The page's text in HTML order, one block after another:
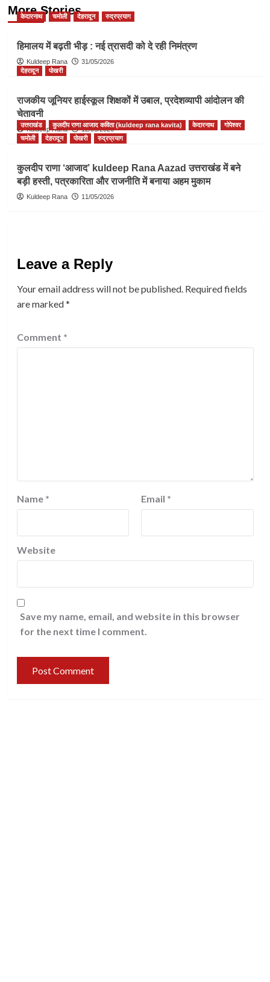
More Stories
केदारनाथ चमोली देहरादून रुद्रप्रयाग
हिमालय में बढ़ती भीड़ : नई त्रासदी को दे रही निमंत्रण
Kuldeep Rana
31/05/2026
देहरादून
पोखरी
राजकीय जूनियर हाईस्कूल शिक्षकों में उबाल, प्रदेशव्यापी आंदोलन की
चेतावनी
Kuldeep Rana 12/05/2026
उत्तराखंड कुलदीप राणा आजाद कविता (kuldeep rana kavita) केदारनाथ
गोपेश्वर
चमोली
देहरादून पोखरी रुद्रप्रयाग
कुलदीप राणा ‘आजाद’ kuldeep Rana Aazad उत्तराखंड में बने
बड़ी हस्ती, पत्रकारिता और राजनीति में बनाया अहम मुकाम
Kuldeep Rana 11/05/2026
Leave a Reply
Your email address will not be published. Required fields
are marked*
Comment *
Name * Email *
Website
Save my name, email, and website in this browser
for the next time I comment.